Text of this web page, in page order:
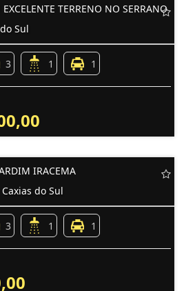
TERRENO NO SERRANO
Sul
3 1 1
IRACEMA
do Sul
3 1 1